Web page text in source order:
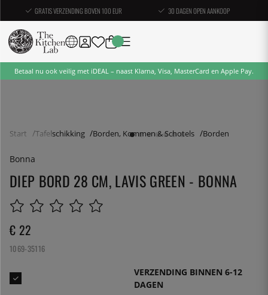
GRATIS VERZENDING BOVEN 100 EUR 30 DAGEN OPEN AANKOOP
Betaal nu ook veilig met iDEAL – naast Klarna, Visa, MasterCard en Apple Pay.
Start Tafelschikking Borden, Kommen & Schotels Borden
Bonna
DIEP BORD 28 CM, LAVIS GREEN - BONNA
€ 22
1069-35116
VERZENDING BINNEN 6-12
DAGEN